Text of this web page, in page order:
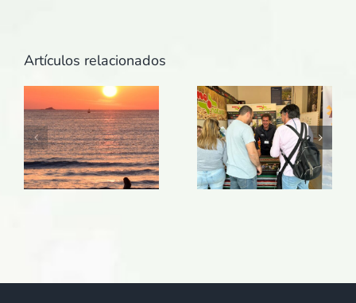
Artículos relacionados
¡Emonatura
está con
INTurismo
CLM en
«Doña
Primavera»